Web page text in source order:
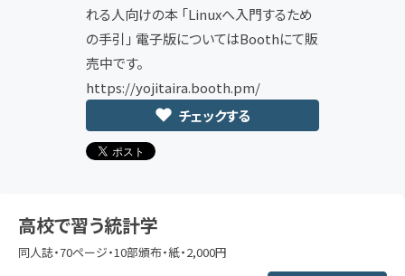
れる人向けの本 「Linuxへ入門するため
の手引」 電子版についてはBoothにて販
売中です。
https://yojitaira.booth.pm/
チェックする
高校で習う統計学
同人誌・70ページ・10部頒布・紙・2,000円